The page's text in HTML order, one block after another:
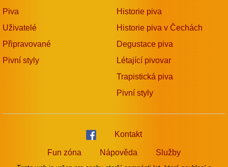
Piva
Uživatelé
Připravované
Pivní styly
Historie piva
Historie piva v Čechách
Degustace piva
Létající pivovar
Trapistická piva
Pivní styly
Kontakt
Fun zóna Nápověda Služby